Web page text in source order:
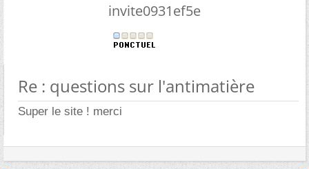
invite0931ef5e
Re : questions sur l'antimatière
Super le site ! merci